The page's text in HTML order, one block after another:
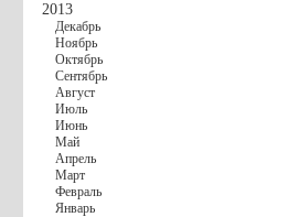
2013
Декабрь
Ноябрь
Октябрь
Сентябрь
Август
Июль
Июнь
Май
Апрель
Март
Февраль
Январь